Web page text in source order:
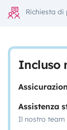
Richiesta
Incluso
Assistenza
Il nostro team